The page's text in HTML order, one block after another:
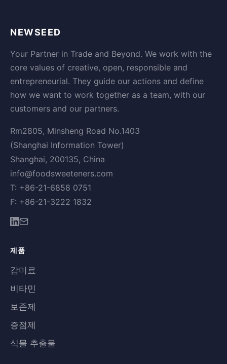
NEWSEED
Your Partner in Trade and Beyond. We work with the
core values of creative, open, responsible and
entrepreneurial. They guide our actions and define
how we want to work together as a team, with our
customers and our partners.
Rm2805, Minsheng Road No.1403
(Shanghai Information Tower)
Shanghai, 200135, China
info@foodsweeteners.com
T: +86-21-6858 0751
F: +86-21-3222 1832
제품
감미료
비타민
보존제
증점제
식물 추출물